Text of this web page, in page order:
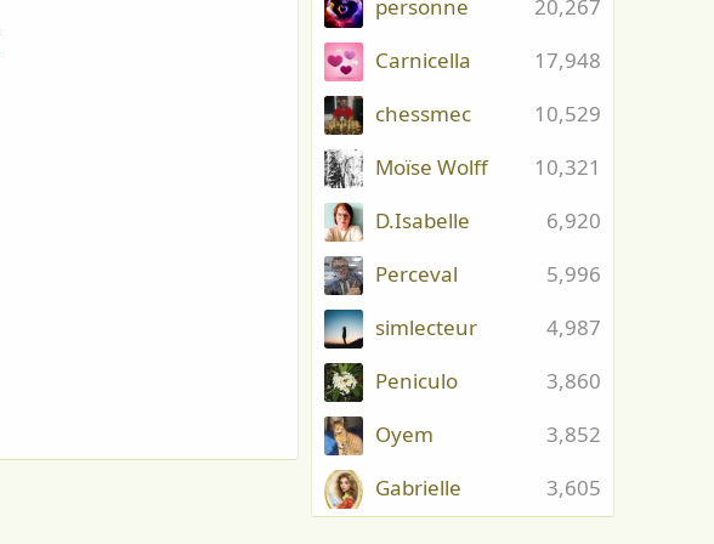
20,267
personne
17,948
Carnicella
10,529
chessmec
10,321
Moïse Wolff
6,920
D.Isabelle
5,996
Perceval
4,987
simlecteur
3,860
Peniculo
3,852
Oyem
3,605
Gabrielle